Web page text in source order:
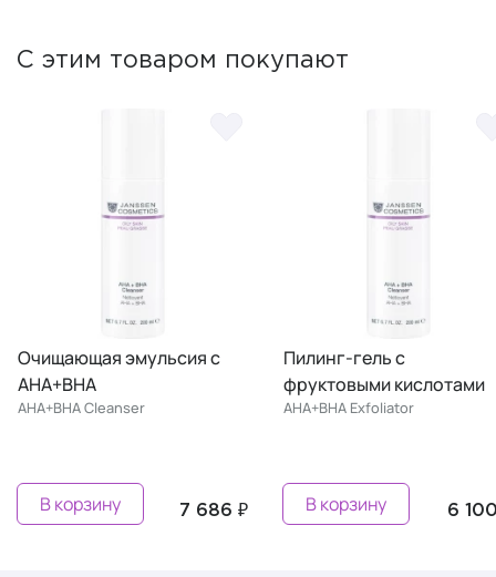
С этим товаром покупают
Очищающая эмульсия с
AHA+BHA
AHA+BHA Cleanser
7 686 ₽
В корзину
Пилинг-гель с
фруктовыми кислотами
AHA+BHA Exfoliator
6
В корзину